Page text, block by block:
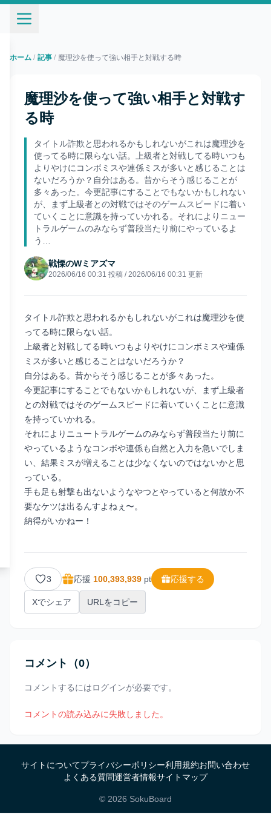
ホーム / 記事 / 魔理沙を使って強い相手と対戦する時
魔理沙を使って強い相手と対戦す
る時
タイトル詐欺と思われるかもしれないがこれは魔理沙を
使ってる時に限らない話。上級者と対戦してる時いつも
よりやけにコンボミスや連係ミスが多いと感じることは
ないだろうか？自分はある。昔からそう感じることが
多々あった。今更記事にすることでもないかもしれない
が、まず上級者との対戦ではそのゲームスピードに着い
ていくことに意識を持っていかれる。それによりニュー
トラルゲームのみならず普段当たり前にやっているよ
う…
戦慄のWミアズマ
2026/06/16 00:31 投稿 /2026/06/16 00:31 更新
タイトル詐欺と思われるかもしれないがこれは魔理沙を使
ってる時に限らない話。
上級者と対戦してる時いつもよりやけにコンボミスや連係
ミスが多いと感じることはないだろうか？
自分はある。昔からそう感じることが多々あった。
今更記事にすることでもないかもしれないが、まず上級者
との対戦ではそのゲームスピードに着いていくことに意識
を持っていかれる。
それによりニュートラルゲームのみならず普段当たり前に
やっているようなコンボや連係も自然と入力を急いでしま
い、結果ミスが増えることは少なくないのではないかと思
っている。
手も足も射撃も出ないようなやつとやっていると何故か不
要なケツは出るんすよねぇ〜。
納得がいかねー！
3 応援 100,393,939 pt 応援する
Xでシェア URLをコピー
コメント （0）
コメントするにはログインが必要です。
コメントの読み込みに失敗しました。
サイトについてプライバシーポリシー利用規約お問い合わせ
よくある質問運営者情報サイトマップ
© 2026 SokuBoard